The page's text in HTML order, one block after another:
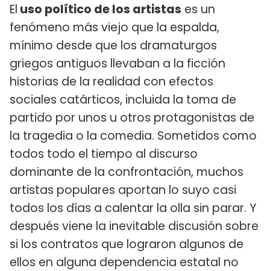
El uso político de los artistas es un
fenómeno más viejo que la espalda,
mínimo desde que los dramaturgos
griegos antiguos llevaban a la ficción
historias de la realidad con efectos
sociales catárticos, incluida la toma de
partido por unos u otros protagonistas de
la tragedia o la comedia. Sometidos como
todos todo el tiempo al discurso
dominante de la confrontación, muchos
artistas populares aportan lo suyo casi
todos los días a calentar la olla sin parar. Y
después viene la inevitable discusión sobre
si los contratos que lograron algunos de
ellos en alguna dependencia estatal no